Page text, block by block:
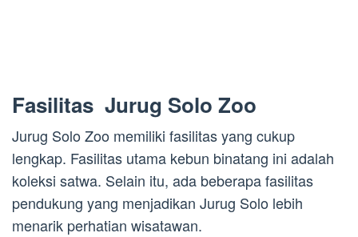
Fasilitas Jurug Solo Zoo
Jurug Solo Zoo memiliki fasilitas yang cukup
lengkap. Fasilitas utama kebun binatang ini adalah
koleksi satwa. Selain itu, ada beberapa fasilitas
pendukung yang menjadikan Jurug Solo lebih
menarik perhatian wisatawan.